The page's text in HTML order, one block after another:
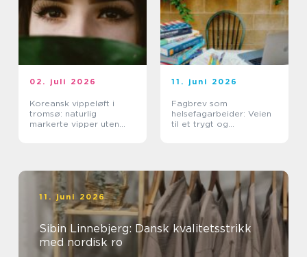
02. juli 2026
Koreansk vippeløft i
tromsø: naturlig
markerte vipper uten
11. juni 2026
Fagbrev som
helsefagarbeider: Veien
til et trygt og
11. juni 2026
Sibin Linnebjerg: Dansk kvalitetsstrikk
med nordisk ro